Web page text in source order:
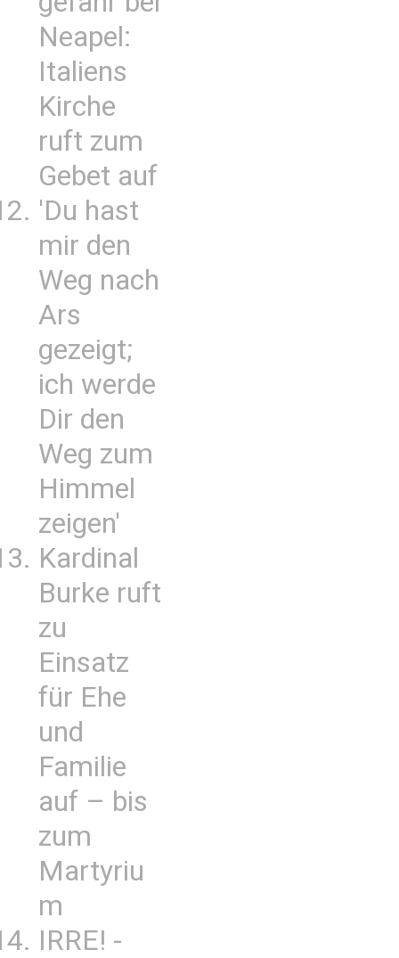
Neapel:
Italiens
Kirche
ruft zum
Gebet auf
'Du hast
mir den
Weg nach
Ars
gezeigt;
ich werde
Dir den
Weg zum
Himmel
zeigen'
Kardinal
Burke ruft
zu
Einsatz
für Ehe
und
Familie
auf – bis
zum
Martyriu
m
IRRE! -